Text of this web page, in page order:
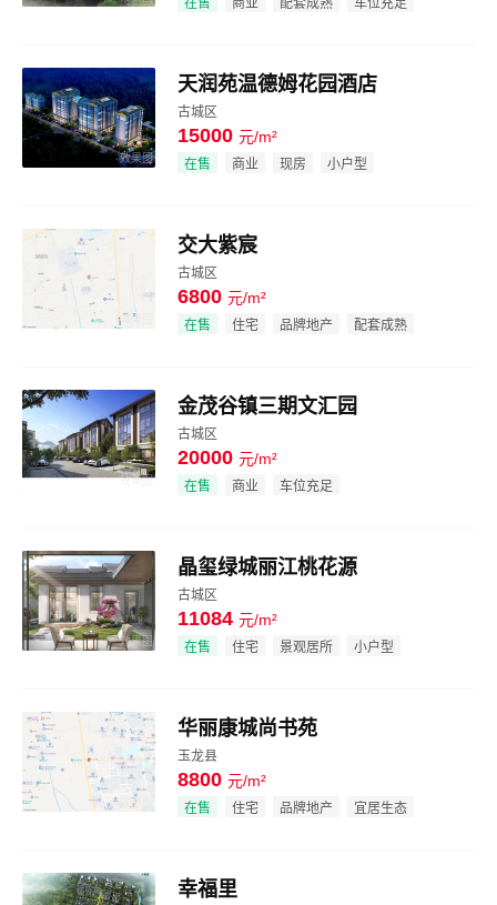
在售 商业 配套成熟 车位充足
效果图
天润苑温德姆花园酒店
古城区
15000 元/m²
在售 商业 现房 小户型
效果图
交大紫宸
古城区
6800 元/m²
在售 住宅 品牌地产 配套成熟
效果图
金茂谷镇三期文汇园
古城区
20000 元/m²
在售 商业 车位充足
效果图
晶玺绿城丽江桃花源
古城区
11084 元/m²
在售 住宅 景观居所 小户型
效果图
华丽康城尚书苑
玉龙县
8800 元/m²
在售 住宅 品牌地产 宜居生态
幸福里